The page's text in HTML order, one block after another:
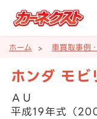
ホーム 車買取事例
ホンダ モビ
ＡＵ
平成19年式（